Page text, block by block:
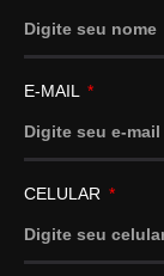
E-MAIL
CELULAR